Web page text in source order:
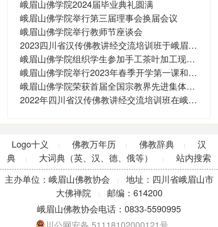
峨眉山佛学院2024届毕业典礼圆满
峨眉山佛学院举行第三届理事会换届会议
峨眉山佛学院举行教师节座谈会
2023四川省汉传佛教讲经交流培训班于峨眉山佛学院圆满
峨眉山佛学院组织学生参加手工茶叶加工现场教学活动
峨眉山佛学院举行2023年春季开学第一课和学生学修报告会
峨眉山佛学院荣获首届全国宗教界先进集体荣誉称号
2022年四川省汉传佛教讲经交流培训班在峨眉山大佛禅院圆满
Logo十义 | 佛教万年历 | 佛教辞典 |
汉
典
| 大词典（英、汉、德、俄等） |
站内搜索
主办单位：峨眉山佛教协会
|
地址：四川省峨眉山市
大佛禅院
|
邮编：614200
峨眉山佛教协会电话：0833-5590995